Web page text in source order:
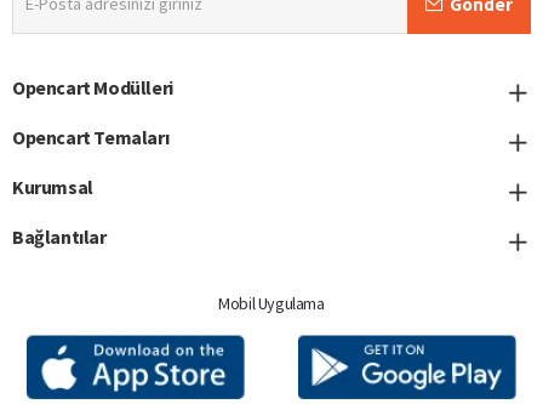
Posta
adresinizi
Opencart Modülleri
Opencart Temaları
Kurumsal
Bağlantılar
Mobil Uygulama